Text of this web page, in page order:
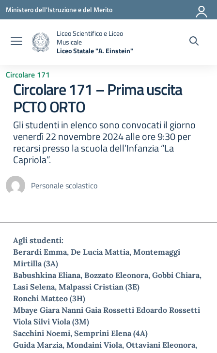
Vai ai contenuti
Vai al menu di navigazione
Vai al footer
Ministero dell'Istruzione e del Merito
Liceo Scientifico e Liceo
Musicale
Liceo Statale "A. Einstein"
Circolare 171
Circolare 171 – Prima uscita
PCTO ORTO
Gli studenti in elenco sono convocati il giorno
venerdì 22 novembre 2024 alle ore 9:30 per
recarsi presso la scuola dell’Infanzia “La
Capriola”.
Personale scolastico
Agli studenti:
Berardi Emma, De Lucia Mattia, Montemaggi
Mirtilla (3A)
Babushkina Eliana, Bozzato Eleonora, Gobbi Chiara,
Lasi Selena, Malpassi Cristian (3E)
Ronchi Matteo (3H)
Mbaye Giara Nanni Gaia Rossetti Edoardo Rossetti
Viola Silvi Viola (3M)
Sacchini Noemi, Semprini Elena (4A)
Guida Marzia, Mondaini Viola, Ottaviani Eleonora,